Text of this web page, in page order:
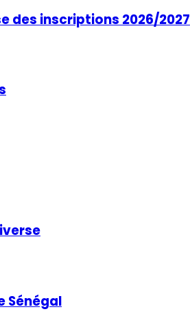
des inscriptions 2026/2027
Sénégal